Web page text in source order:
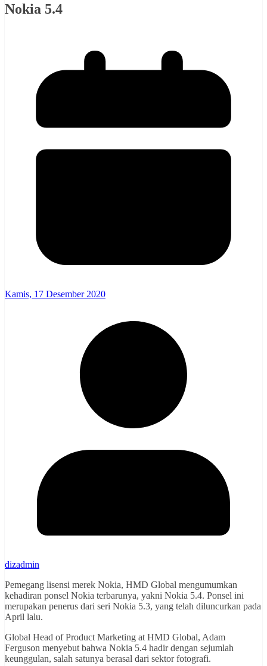
Nokia 5.4
Kamis, 17 Desember 2020
dizadmin
Pemegang lisensi merek Nokia, HMD Global mengumumkan
kehadiran ponsel Nokia terbarunya, yakni Nokia 5.4. Ponsel ini
merupakan penerus dari seri Nokia 5.3, yang telah diluncurkan pada
April lalu.
Global Head of Product Marketing at HMD Global, Adam
Ferguson menyebut bahwa Nokia 5.4 hadir dengan sejumlah
keunggulan, salah satunya berasal dari sektor fotografi.